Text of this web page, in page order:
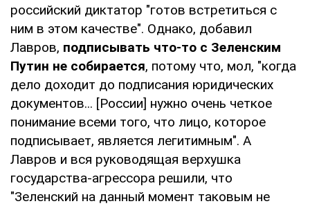
российский диктатор "готов встретиться с
ним в этом качестве". Однако, добавил
Лавров, подписывать что-то с Зеленским
Путин не собирается, потому что, мол, "когда
дело доходит до подписания юридических
документов... [России] нужно очень четкое
понимание всеми того, что лицо, которое
подписывает, является легитимным". А
Лавров и вся руководящая верхушка
государства-агрессора решили, что
"Зеленский на данный момент таковым не